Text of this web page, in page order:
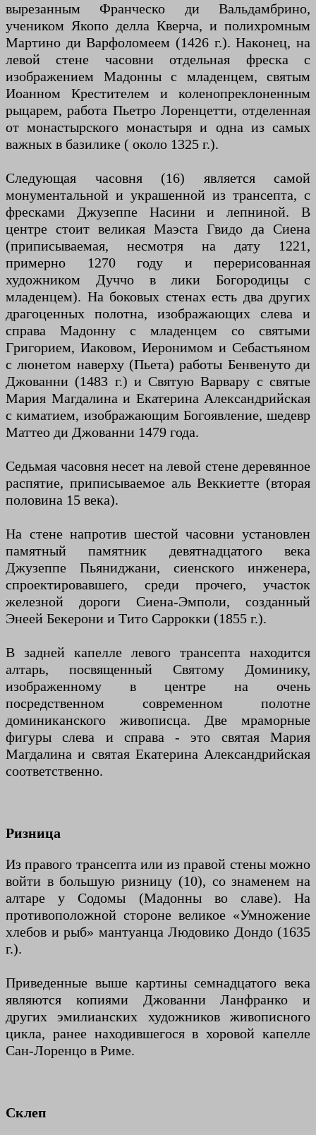
вырезанным Франческо ди Вальдамбрино,
учеником Якопо делла Кверча, и полихромным
Мартино ди Варфоломеем (1426 г.). Наконец, на
левой стене часовни отдельная фреска с
изображением Мадонны с младенцем, святым
Иоанном Крестителем и коленопреклоненным
рыцарем, работа Пьетро Лоренцетти, отделенная
от монастырского монастыря и одна из самых
важных в базилике ( около 1325 г.).
Следующая часовня (16) является самой
монументальной и украшенной из трансепта, с
фресками Джузеппе Насини и лепниной. В
центре стоит великая Маэста Гвидо да Сиена
(приписываемая, несмотря на дату 1221,
примерно 1270 году и перерисованная
художником Дуччо в лики Богородицы с
младенцем). На боковых стенах есть два других
драгоценных полотна, изображающих слева и
справа Мадонну с младенцем со святыми
Григорием, Иаковом, Иеронимом и Себастьяном
с люнетом наверху (Пьета) работы Бенвенуто ди
Джованни (1483 г.) и Святую Варвару с святые
Мария Магдалина и Екатерина Александрийская
с киматием, изображающим Богоявление, шедевр
Маттео ди Джованни 1479 года.
Седьмая часовня несет на левой стене деревянное
распятие, приписываемое аль Веккиетте (вторая
половина 15 века).
На стене напротив шестой часовни установлен
памятный памятник девятнадцатого века
Джузеппе Пьяниджани, сиенского инженера,
спроектировавшего, среди прочего, участок
железной дороги Сиена-Эмполи, созданный
Энеей Бекерони и Тито Саррокки (1855 г.).
В задней капелле левого трансепта находится
алтарь, посвященный Святому Доминику,
изображенному в центре на очень
посредственном современном полотне
доминиканского живописца. Две мраморные
фигуры слева и справа - это святая Мария
Магдалина и святая Екатерина Александрийская
соответственно.
Ризница
Из правого трансепта или из правой стены можно
войти в большую ризницу (10), со знаменем на
алтаре у Содомы (Мадонны во славе). На
противоположной стороне великое «Умножение
хлебов и рыб» мантуанца Людовико Дондо (1635
г.).
Приведенные выше картины семнадцатого века
являются копиями Джованни Ланфранко и
других эмилианских художников живописного
цикла, ранее находившегося в хоровой капелле
Сан-Лоренцо в Риме.
Склеп